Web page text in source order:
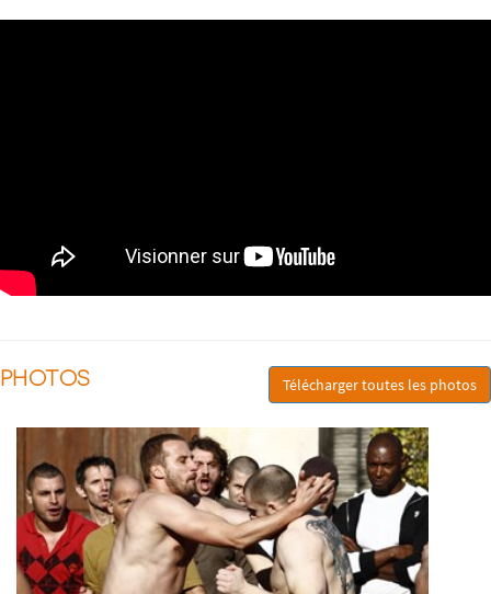
PHOTOS Télécharger toutes les photos